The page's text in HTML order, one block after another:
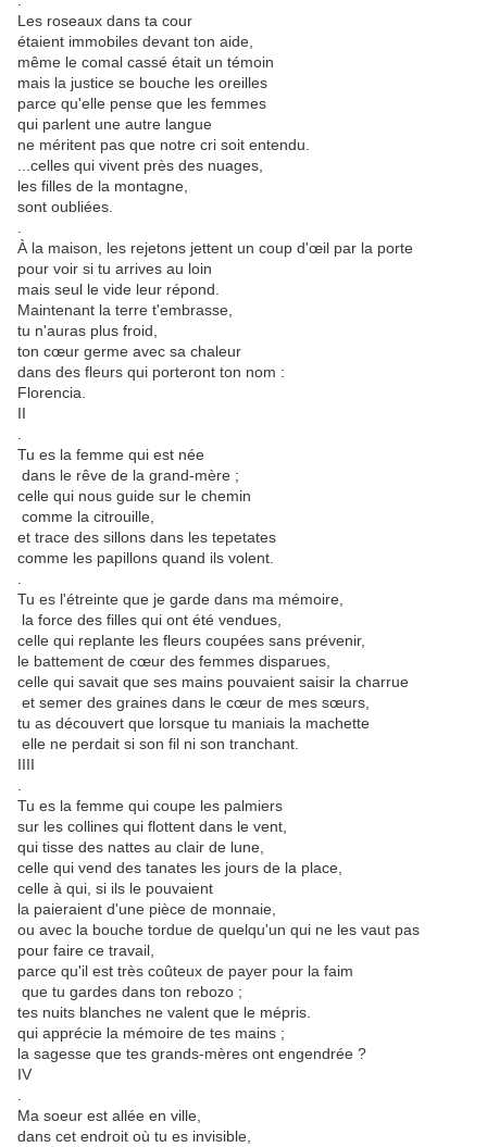
Les roseaux dans ta cour
étaient immobiles devant ton aide,
même le comal cassé était un témoin
mais la justice se bouche les oreilles
parce qu'elle pense que les femmes
qui parlent une autre langue
ne méritent pas que notre cri soit entendu.
...celles qui vivent près des nuages,
les filles de la montagne,
sont oubliées.
À la maison, les rejetons jettent un coup d'œil par la porte
pour voir si tu arrives au loin
mais seul le vide leur répond.
Maintenant la terre t'embrasse,
tu n'auras plus froid,
ton cœur germe avec sa chaleur
dans des fleurs qui porteront ton nom :
Florencia.
II
Tu es la femme qui est née
dans le rêve de la grand-mère ;
celle qui nous guide sur le chemin
comme la citrouille,
et trace des sillons dans les tepetates
comme les papillons quand ils volent.
Tu es l'étreinte que je garde dans ma mémoire,
la force des filles qui ont été vendues,
celle qui replante les fleurs coupées sans prévenir,
le battement de cœur des femmes disparues,
celle qui savait que ses mains pouvaient saisir la charrue
et semer des graines dans le cœur de mes sœurs,
tu as découvert que lorsque tu maniais la machette
elle ne perdait si son fil ni son tranchant.
IIII
Tu es la femme qui coupe les palmiers
sur les collines qui flottent dans le vent,
qui tisse des nattes au clair de lune,
celle qui vend des tanates les jours de la place,
celle à qui, si ils le pouvaient
la paieraient d'une pièce de monnaie,
ou avec la bouche tordue de quelqu'un qui ne les vaut pas
pour faire ce travail,
parce qu'il est très coûteux de payer pour la faim
que tu gardes dans ton rebozo ;
tes nuits blanches ne valent que le mépris.
qui apprécie la mémoire de tes mains ;
la sagesse que tes grands-mères ont engendrée ?
IV
Ma soeur est allée en ville,
dans cet endroit où tu es invisible,